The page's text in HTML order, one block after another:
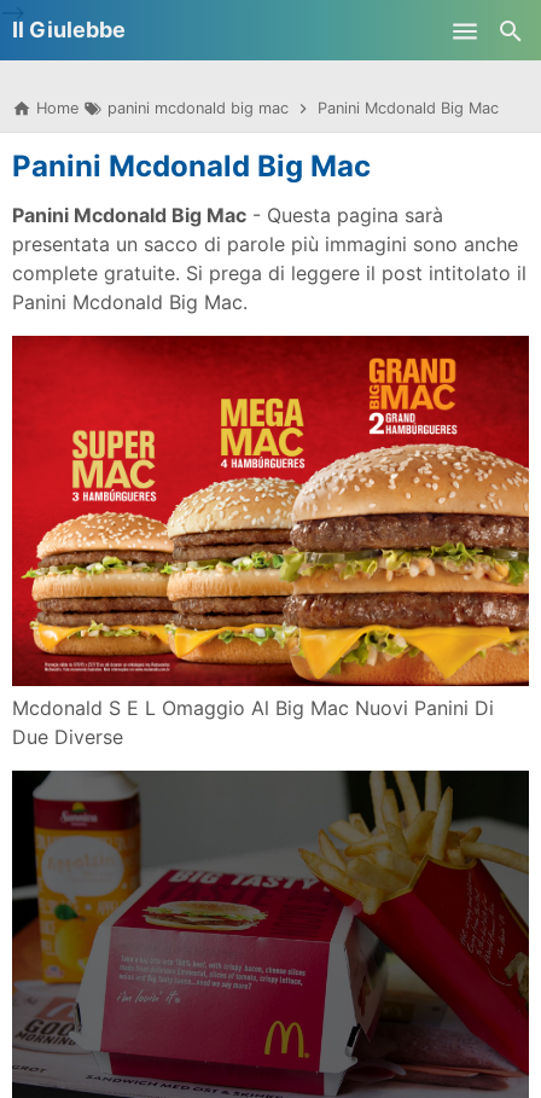
Il Giulebbe
Home panini mcdonald big mac Panini Mcdonald Big Mac
Panini Mcdonald Big Mac
Panini Mcdonald Big Mac - Questa pagina sarà
presentata un sacco di parole più immagini sono anche
complete gratuite. Si prega di leggere il post intitolato il
Panini Mcdonald Big Mac.
Mcdonald S E L Omaggio Al Big Mac Nuovi Panini Di
Due Diverse